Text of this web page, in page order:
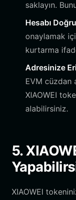
saklayın.
Hesabı
onaylamak
kurtarma
Adresinize
EVM cüzdan
XIAOWEI
alabilirsiniz.
5.
XIAOWEI